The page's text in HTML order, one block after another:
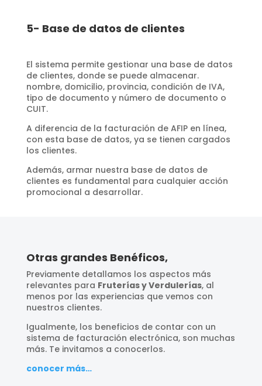
5- Base de datos de clientes
El sistema permite gestionar una base de datos
de clientes, donde se puede almacenar.
nombre, domicilio, provincia, condición de IVA,
tipo de documento y número de documento o
CUIT.
A diferencia de la facturación de AFIP en línea,
con esta base de datos, ya se tienen cargados
los clientes.
Además, armar nuestra base de datos de
clientes es fundamental para cualquier acción
promocional a desarrollar.
Otras grandes Benéficos,
Previamente detallamos los aspectos más
relevantes para Fruterías y Verdulerías, al
menos por las experiencias que vemos con
nuestros clientes.
Igualmente, los beneficios de contar con un
sistema de facturación electrónica, son muchas
más. Te invitamos a conocerlos.
conocer más…